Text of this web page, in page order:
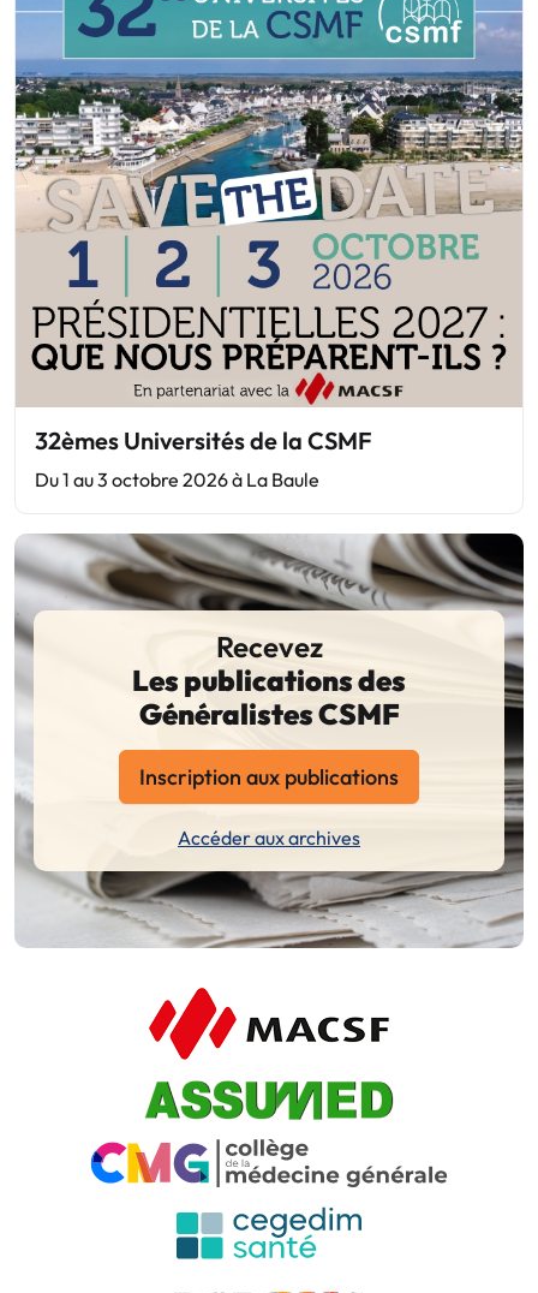
32èmes Universités de la CSMF
Du 1 au 3 octobre 2026 à La Baule
Recevez
Les publications des
Généralistes CSMF
Inscription aux publications
Accéder aux archives